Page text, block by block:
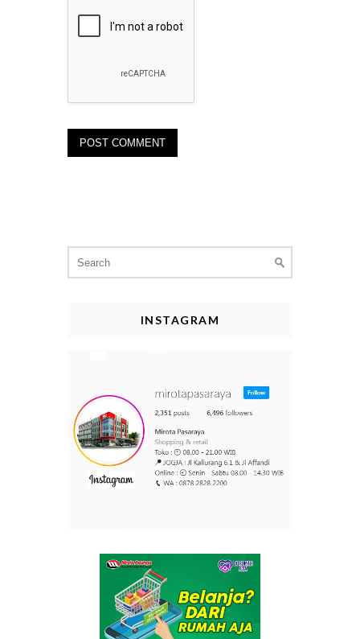
for:
INSTAGRAM